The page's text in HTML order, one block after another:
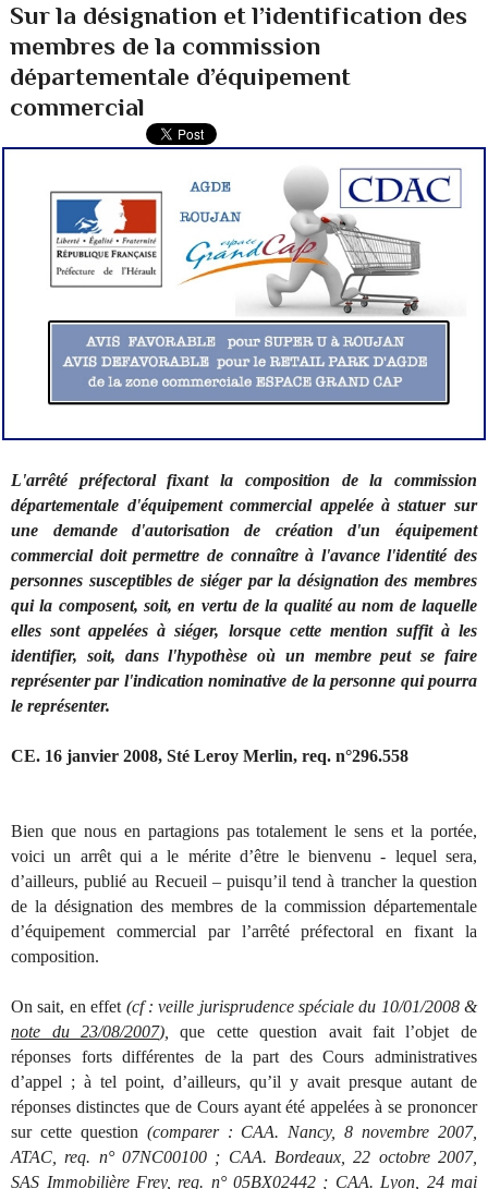
Sur la désignation et l’identification des
membres de la commission
départementale d’équipement
commercial
L'arrêté préfectoral fixant la composition de la commission
départementale d'équipement commercial appelée à statuer sur
une demande d'autorisation de création d'un équipement
commercial doit permettre de connaître à l'avance l'identité des
personnes susceptibles de siéger par la désignation des membres
qui la composent, soit, en vertu de la qualité au nom de laquelle
elles sont appelées à siéger, lorsque cette mention suffit à les
identifier, soit, dans l'hypothèse où un membre peut se faire
représenter par l'indication nominative de la personne qui pourra
le représenter.
CE. 16 janvier 2008, Sté Leroy Merlin, req. n°296.558
Bien que nous en partagions pas totalement le sens et la portée,
voici un arrêt qui a le mérite d’être le bienvenu - lequel sera,
d’ailleurs, publié au Recueil – puisqu’il tend à trancher la question
de la désignation des membres de la commission départementale
d’équipement commercial par l’arrêté préfectoral en fixant la
composition.
On sait, en effet (cf : veille jurisprudence spéciale du 10/01/2008 &
note du 23/08/2007),
que cette question avait fait l’objet de
réponses forts différentes de la part des Cours administratives
d’appel ; à tel point, d’ailleurs, qu’il y avait presque autant de
réponses distinctes que de Cours ayant été appelées à se prononcer
sur cette question (comparer : CAA. Nancy, 8 novembre 2007,
ATAC, req. n° 07NC00100 ; CAA. Bordeaux, 22 octobre 2007,
SAS Immobilière Frey, req. n° 05BX02442 ; CAA. Lyon, 24 mai